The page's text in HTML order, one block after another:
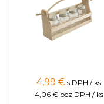
4,99 € s DPH / ks
4,06 € bez DPH / ks